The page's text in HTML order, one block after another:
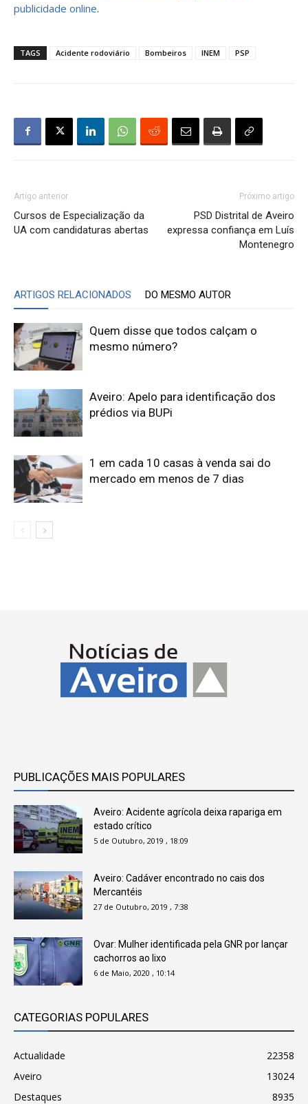
publicidade online.
TAGS Acidente rodoviário Bombeiros INEM PSP
Artigo anterior
Cursos de Especialização da
UA com candidaturas abertas
Próximo artigo
PSD Distrital de Aveiro
expressa confiança em Luís
Montenegro
ARTIGOS RELACIONADOS DO MESMO AUTOR
Quem disse que todos calçam o
mesmo número?
Aveiro: Apelo para identificação dos
prédios via BUPi
1 em cada 10 casas à venda sai do
mercado em menos de 7 dias
PUBLICAÇÕES MAIS POPULARES
Aveiro: Acidente agrícola deixa rapariga em
estado crítico
5 de Outubro, 2019 , 18:09
Aveiro: Cadáver encontrado no cais dos
Mercantéis
27 de Outubro, 2019 , 7:38
Ovar: Mulher identificada pela GNR por lançar
cachorros ao lixo
6 de Maio, 2020 , 10:14
CATEGORIAS POPULARES
Actualidade
22358
Aveiro
13024
Destaques
8935